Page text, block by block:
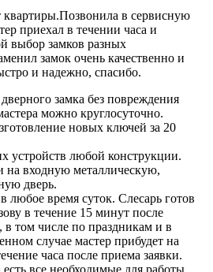
квартиры.Позвонила в сервисную
приехал в течении часа и
выбор замков разных
замок очень качественно и
и надежно, спасибо.
замка без повреждения
можно круглосуточно.
новых ключей за 20
устройств любой конструкции.
на входную металлическую,
дверь.
любое время суток. Слесарь готов
в течение 15 минут после
в том числе по праздникам и в
случае мастер прибудет на
часа после приема заявки.
все необходимые для работы